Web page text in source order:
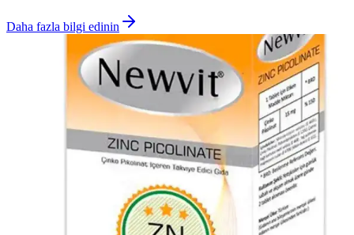
Daha fazla bilgi edinin